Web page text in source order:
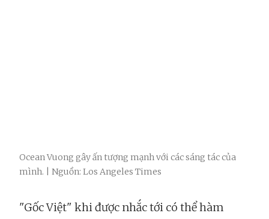
Ocean Vuong gây ấn tượng mạnh với các sáng tác của
mình. | Nguồn: Los Angeles Times
"Gốc Việt" khi được nhắc tới có thể hàm